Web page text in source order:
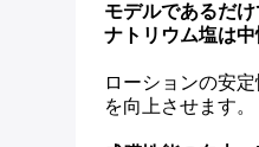
モデルであるだ
ナトリウム塩は
ローションの安
を向上させます。